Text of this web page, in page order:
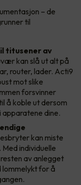
– de
til
titusener av
kan slå ut alt på
router, lader. Acti9
mot slike
forsvinner
å koble ut dersom
dine.
kan miste
individuelle
av anlegget
lommelykt for å